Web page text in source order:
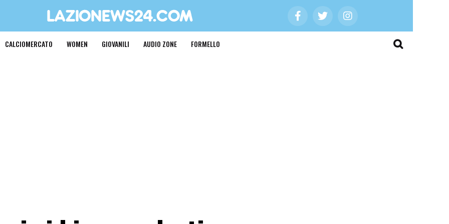
CALCIOMERCATO WOMEN GIOVANILI AUDIO ZONE FORMELLO